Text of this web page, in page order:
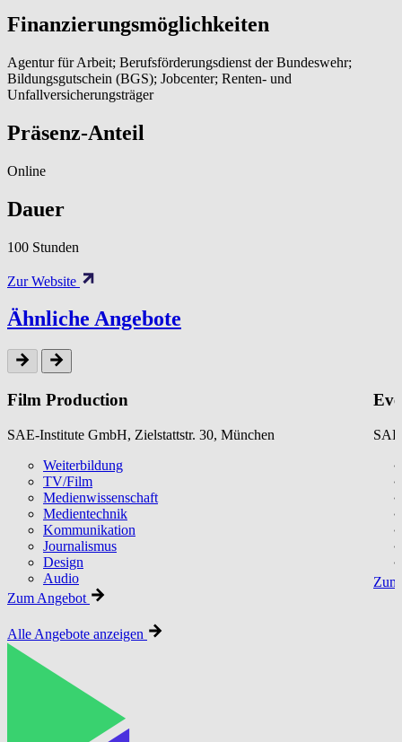
Finanzierungsmöglichkeiten
Agentur für Arbeit; Berufsförderungsdienst der Bundeswehr;
Bildungsgutschein (BGS); Jobcenter; Renten- und
Unfallversicherungsträger
Präsenz-Anteil
Online
Dauer
100 Stunden
Zur Website
Ähnliche Angebote
Film Production
SAE-Institute GmbH, Zielstattstr. 30, München
Weiterbildung
TV/Film
Medienwissenschaft
Medientechnik
Kommunikation
Journalismus
Design
Audio
Zum Angebot
Alle Angebote anzeigen